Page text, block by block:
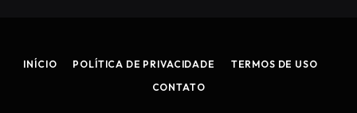
INÍCIO POLÍTICA DE PRIVACIDADE
TERMOS DE USO
CONTATO